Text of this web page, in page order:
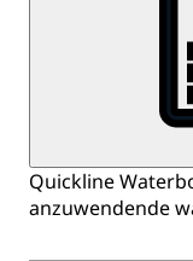
Quickline
anzuwendende